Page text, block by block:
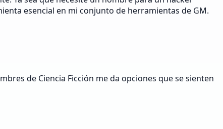
esencial en mi conjunto de herramientas de GM.
de Ciencia Ficción me da opciones que se sienten